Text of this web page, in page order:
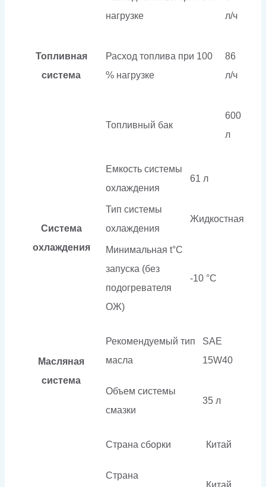
Топливная
система
нагрузке
л/ч
Расход топлива при 100
% нагрузке
86
л/ч
Топливный бак
600
л
Система
охлаждения
Емкость системы
охлаждения
61 л
Тип системы
охлаждения
Жидкостная
Минимальная t°С
запуска (без
подогревателя
ОЖ)
-10 °С
Масляная
система
Рекомендуемый тип
масла
SAE
15W40
Объем системы
смазки
35 л
Страна сборки Китай
Страна
Китай